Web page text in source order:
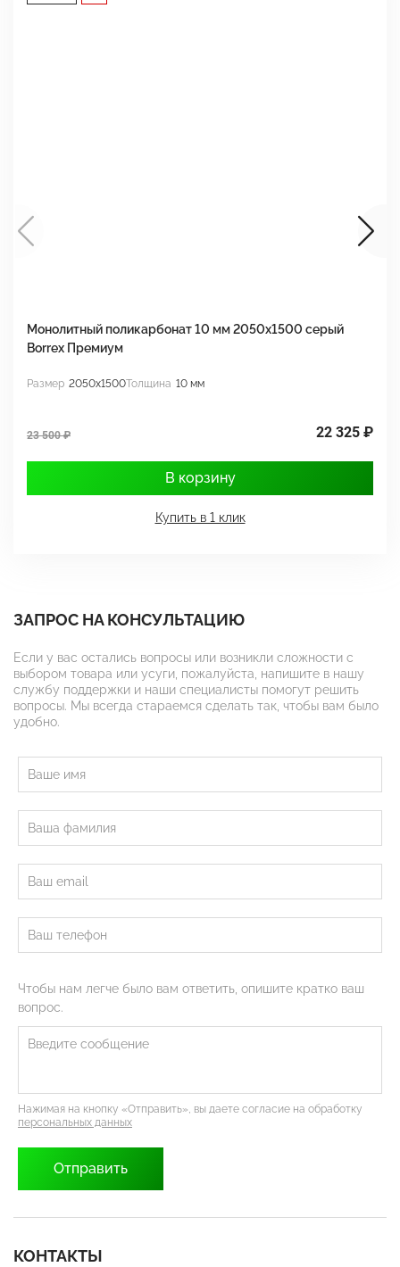
Монолитный поликарбонат 10 мм 2050х1500 серый
Borrex Премиум
Размер 2050x1500Толщина 10 мм
23 500 ₽ 22 325 ₽
В корзину
Купить в 1 клик
ЗАПРОС НА КОНСУЛЬТАЦИЮ
Если у вас остались вопросы или возникли сложности с
выбором товара или усуги, пожалуйста, напишите в нашу
службу поддержки и наши специалисты помогут решить
вопросы. Мы всегда стараемся сделать так, чтобы вам было
удобно.
Чтобы нам легче было вам ответить, опишите кратко ваш
вопрос.
Нажимая на кнопку «Отправить», вы даете согласие на обработку
персональных данных
КОНТАКТЫ